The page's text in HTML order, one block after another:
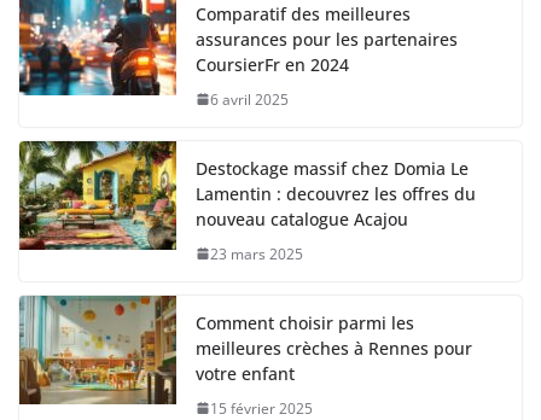
Comparatif des meilleures
assurances pour les partenaires
CoursierFr en 2024
6 avril 2025
Destockage massif chez Domia Le
Lamentin : decouvrez les offres du
nouveau catalogue Acajou
23 mars 2025
Comment choisir parmi les
meilleures crèches à Rennes pour
votre enfant
15 février 2025